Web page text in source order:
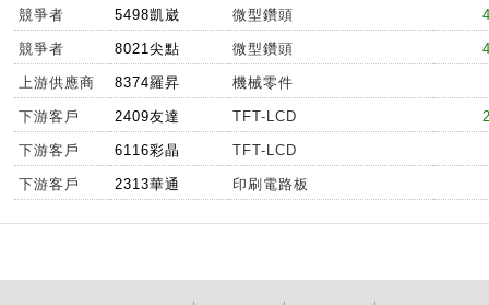
競爭者 5498凱崴 微型鑽頭
競爭者 8021尖點 微型鑽頭
上游供應商 8374羅昇 機械零件
下游客戶 2409友達 TFT-LCD
下游客戶 6116彩晶 TFT-LCD
下游客戶 2313華通 印刷電路板